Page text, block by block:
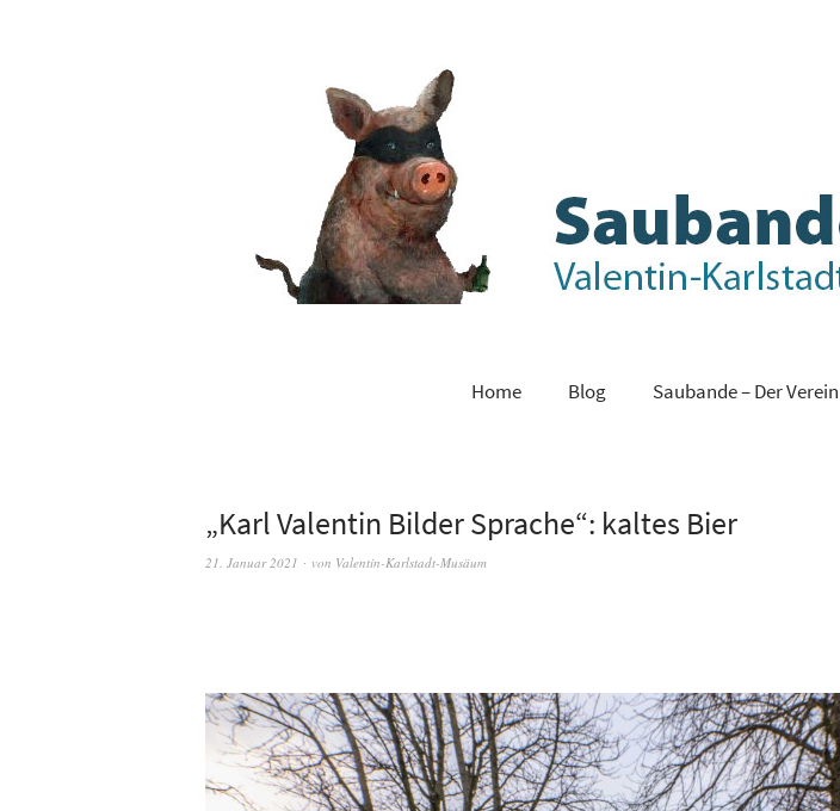
Home Blog Saubande – Der Verein
„Karl Valentin Bilder Sprache“: kaltes Bier
21. Januar 2021 von Valentin-Karlstadt-Musäum